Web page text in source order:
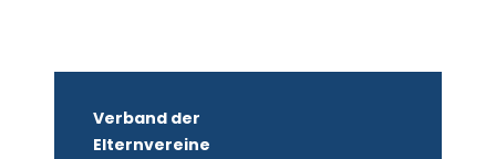
Verband der
Elternvereine